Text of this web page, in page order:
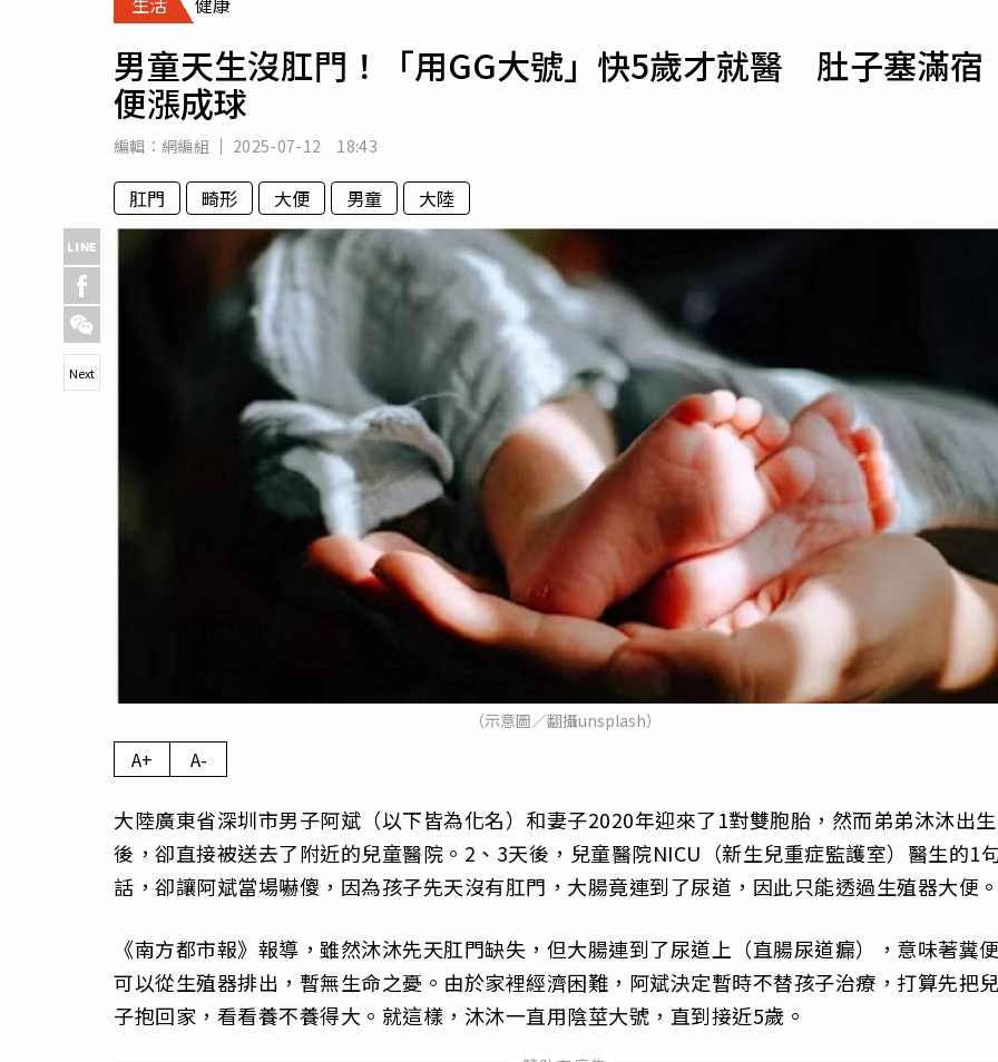
專欄
運勢
男童天生沒肛門！「用GG大號」快5歲才就醫 肚子塞滿宿
便漲成球
編輯： 網編組 2025-07-12 18:43
肛門 畸形 大便 男童 大陸
（示意圖／翻攝unsplash）
Next
A+ A-
大陸廣東省深圳市男子阿斌（以下皆為化名）和妻子2020年迎來了1對雙胞胎，然而弟弟沐沐出生
後，卻直接被送去了附近的兒童醫院。2、3天後，兒童醫院NICU（新生兒重症監護室）醫生的1
話，卻讓阿斌當場嚇傻，因為孩子先天沒有肛門，大腸竟連到了尿道，因此只能透過生殖器大便
《南方都市報》報導，雖然沐沐先天肛門缺失，但大腸連到了尿道上（直腸尿道瘺），意味著糞
可以從生殖器排出，暫無生命之憂。由於家裡經濟困難，阿斌決定暫時不替孩子治療，打算先把
子抱回家，看看養不養得大。就這樣，沐沐一直用陰莖大號，直到接近5歲。